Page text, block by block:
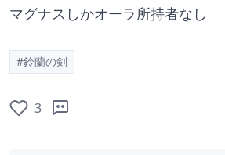
マグナスしかオーラ所持者なし
#鈴蘭の剣
3